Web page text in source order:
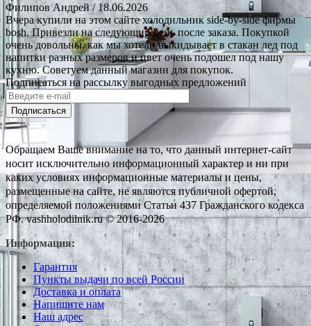
Филипов Андрей/ 18.06.2026
Вчера купили на этом сайте холодильник side-by-side фирмы
bosh. Привезли на следующий день после заказа. Покупкой
очень довольны, как мы хотели выкидывает в стакан лед под
напитки разных размеров и цвет очень подошел под нашу
кухню. Советуем данный магазин для покупок.
Подписаться на рассылку выгодных предложений
Подписаться
Обращаем Ваше внимание на то, что данный интернет-сайт
носит исключительно информационный характер и ни при
каких условиях информационные материалы и цены,
размещенные на сайте, не являются публичной офертой,
определяемой положениями Статьи 437 Гражданского кодекса
РФ. vashholodilnik.ru © 2016-2026
Информация:
Гарантия
Пункты выдачи по всей России
Доставка и оплата
Напишите нам
Наш адрес